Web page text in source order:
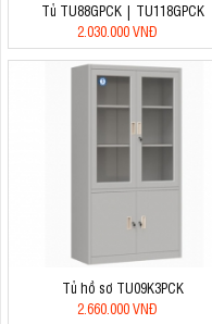
Tủ TU88GPCK | TU118GPCK
2.030.000 VNĐ
Tủ hồ sơ TU09K3PCK
2.660.000 VNĐ